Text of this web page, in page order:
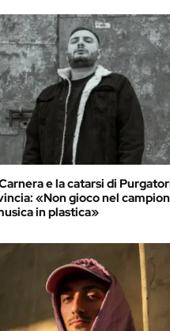
e la catarsi di
«Non gioco nel
in plastica»